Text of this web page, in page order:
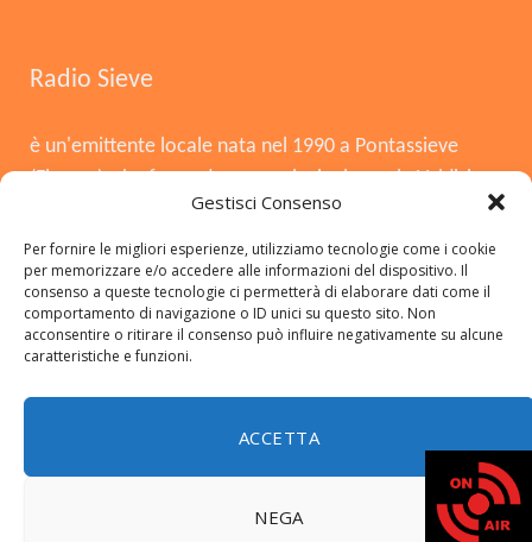
Gestisci Consenso
Per fornire le migliori esperienze, utilizziamo tecnologie come i cookie
per memorizzare e/o accedere alle informazioni del dispositivo. Il
consenso a queste tecnologie ci permetterà di elaborare dati come il
comportamento di navigazione o ID unici su questo sito. Non
acconsentire o ritirare il consenso può influire negativamente su alcune
caratteristiche e funzioni.
ACCETTA
NEGA
Radio Sieve
è un'emittente locale nata nel 1990 a Pontassieve
e il Mugello. Dopo la chiusura nel 2008, è tornata in
onda il 3 agosto 2015, offrendo musica, notizie locali,
cronaca e approfondimenti. Si distingue per essere
una radio del territorio, con una forte presenza in FM,
DAB+ e sui social.
Copyright © 2026 radiosieve.it